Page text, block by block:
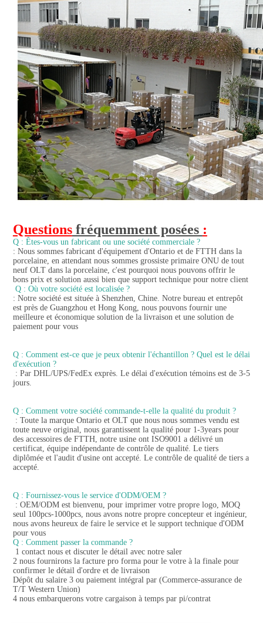
Questions fréquemment posées :
Q : Êtes-vous un fabricant ou une société commerciale ?
: Nous sommes fabricant d'équipement d'Ontario et de FTTH dans la
porcelaine, en attendant nous sommes grossiste primaire ONU de tout
neuf OLT dans la porcelaine, c'est pourquoi nous pouvons offrir le
bons prix et solution aussi bien que support technique pour notre client
Q : Où votre société est localisée ?
: Notre société est située à Shenzhen, Chine. Notre bureau et entrepôt
est près de Guangzhou et Hong Kong, nous pouvons fournir une
meilleure et économique solution de la livraison et une solution de
paiement pour vous
Q : Comment est-ce que je peux obtenir l'échantillon ? Quel est le délai
d'exécution ?
jours.
Q : Comment votre société commande-t-elle la qualité du produit ?
toute neuve original, nous garantissent la qualité pour 1-3years pour
des accessoires de FTTH, notre usine ont ISO9001 a délivré un
certificat, équipe indépendante de contrôle de qualité. Le tiers
diplômée et l'audit d'usine ont accepté. Le contrôle de qualité de tiers a
accepté.
Q : Fournissez-vous le service d'ODM/OEM ?
seul 100pcs-1000pcs, nous avons notre propre concepteur et ingénieur,
nous avons heureux de faire le service et le support technique d'ODM
pour vous
Q : Comment passer la commande ?
1 contact nous et discuter le détail avec notre saler
2 nous fournirons la facture pro forma pour le votre à la finale pour
confirmer le détail d'ordre et de livraison
Dépôt du salaire 3 ou paiement intégral par (Commerce-assurance de
T/T Western Union)
4 nous embarquerons votre cargaison à temps par pi/contrat